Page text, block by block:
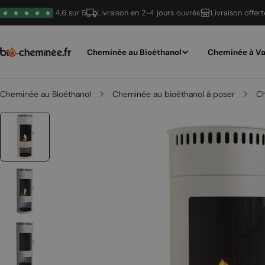
Passer
au
4,6 sur 5 Livraison en 2-4 jours ouvrés Livraison
Cheminée au Bioéthanol Cheminée à
Cheminée au Bioéthanol Cheminée au bioéthanol à poser